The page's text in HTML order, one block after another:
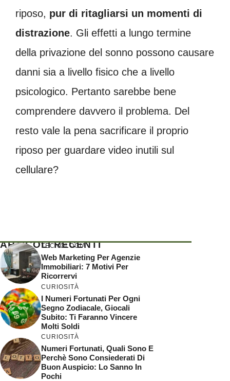
riposo, pur di ritagliarsi un momenti di
distrazione. Gli effetti a lungo termine
della privazione del sonno possono causare
danni sia a livello fisico che a livello
psicologico. Pertanto sarebbe bene
comprendere davvero il problema. Del
resto vale la pena sacrificare il proprio
riposo per guardare video inutili sul
cellulare?
ARTICOLI RECENTI
TECNOLOGIA
Web Marketing Per Agenzie
Immobiliari: 7 Motivi Per
Ricorrervi
CURIOSITÀ
I Numeri Fortunati Per Ogni
Segno Zodiacale, Giocali
Subito: Ti Faranno Vincere
Molti Soldi
CURIOSITÀ
Numeri Fortunati, Quali Sono E
Perchè Sono Consiederati Di
Buon Auspicio: Lo Sanno In
Pochi